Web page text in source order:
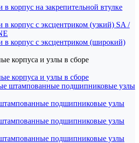
корпус на закрепительной втулке
корпус с эксцентриком (узкий) SA /
корпус с эксцентриком (широкий)
корпуса и узлы в сборе
корпуса и узлы в сборе
штампованные подшипниковые узлы
подшипниковые узлы
подшипниковые узлы
подшипниковые узлы